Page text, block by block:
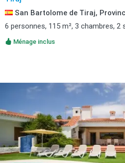
San Bartolome de Tiraj,
6 personnes, 115 m², 3 chambres, 2
Ménage inclus